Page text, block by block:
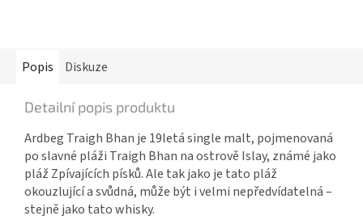
Popis Diskuze
Detailní popis produktu
Ardbeg Traigh Bhan je 19letá single malt, pojmenovaná
po slavné pláži Traigh Bhan na ostrově Islay, známé jako
pláž Zpívajících písků. Ale tak jako je tato pláž
okouzlující a svůdná, může být i velmi nepředvídatelná –
stejně jako tato whisky.